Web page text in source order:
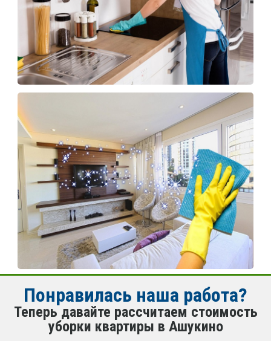
Понравилась наша работа?
Теперь давайте рассчитаем стоимость
уборки квартиры в Ашукино